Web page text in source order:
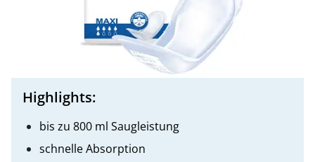
Highlights:
bis zu 800 ml Saugleistung
schnelle Absorption